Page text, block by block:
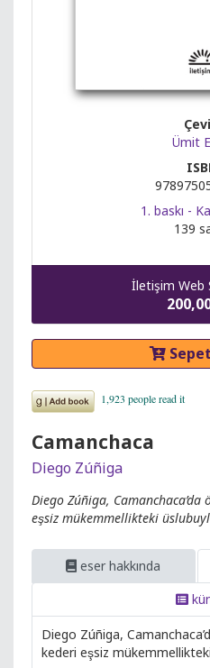
Ümit
1. baskı -
139
İletişim Web
Camanchaca
Diego Zúñiga
Diego Zúñiga,
eşsiz mükemmellikteki
eser hakkında
Diego Zúñiga,
kederi eşsiz